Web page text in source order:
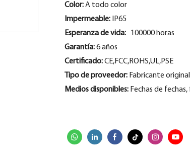
Color:A todo color
Impermeable:
IP65
Esperanza de vida:
100000 horas
Garantía:6 años
Certificado:CE,FCC,ROHS,UL,PSE
Tipo de proveedor: Fabricante
Medios disponibles: Fechas de